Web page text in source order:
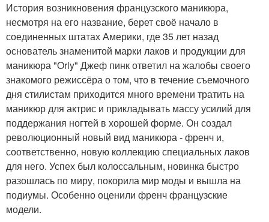
История возникновения французского маникюра,
несмотря на его название, берет своё начало в
соединенных штатах Америки, где 35 лет назад
основатель знаменитой марки лаков и продукции для
маникюра "Orly" Джеф пинк ответил на жалобы своего
знакомого режиссёра о том, что в течение съемочного
дня стилистам приходится много времени тратить на
маникюр для актрис и прикладывать массу усилий для
поддержания ногтей в хорошей форме. Он создал
революционный новый вид маникюра - френч и,
соответственно, новую коллекцию специальных лаков
для него. Успех был колоссальным, новинка быстро
разошлась по миру, покорила мир моды и вышла на
подиумы. Особенно оценили френч французские
модели.